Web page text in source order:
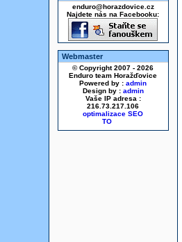
enduro@horazdovice.cz
Najdete nás na Facebooku:
Webmaster
© Copyright 2007 - 2026
Enduro team Horažďovice
Powered by : admin
Design by : admin
Vaše IP adresa :
216.73.217.106
optimalizace SEO